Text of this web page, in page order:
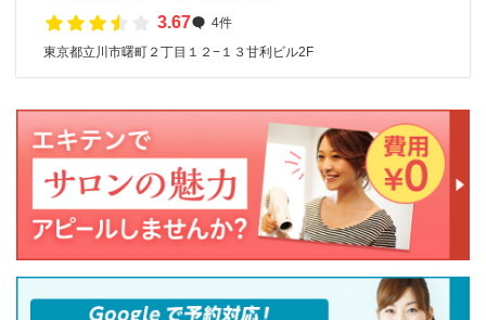
3.67
4件
東京都立川市曙町２丁目１２−１３甘利ビル2F